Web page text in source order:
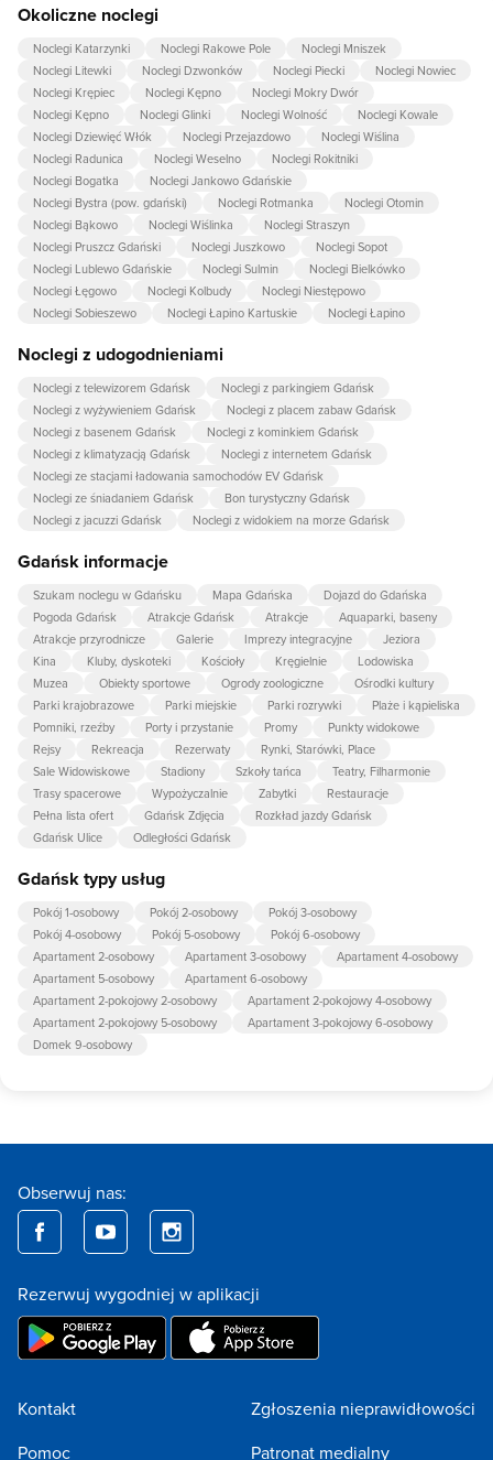
zewnętrzny stół do ping ponga.
Okoliczne noclegi
Noclegi Katarzynki Noclegi Rakowe Pole
Noclegi Mniszek
Noclegi Litewki
Noclegi Dzwonków Noclegi Piecki
Noclegi Nowiec
Noclegi Krępiec
Noclegi Kępno
Noclegi Mokry Dwór
Noclegi Kępno
Noclegi Glinki Noclegi Wolność
Noclegi Kowale
Noclegi Dziewięć Włók
Noclegi Przejazdowo
Noclegi Wiślina
Noclegi Radunica
Noclegi Weselno
Noclegi Rokitniki
Noclegi Bogatka
Noclegi Jankowo Gdańskie
Noclegi Bystra (pow. gdański)
Noclegi Rotmanka
Noclegi Otomin
Noclegi Bąkowo
Noclegi Wiślinka
Noclegi Straszyn
Noclegi Pruszcz Gdański
Noclegi Juszkowo
Noclegi Sopot
Noclegi Lublewo Gdańskie
Noclegi Sulmin
Noclegi Bielkówko
Noclegi Łęgowo
Noclegi Kolbudy
Noclegi Niestępowo
Noclegi Sobieszewo
Noclegi Łapino Kartuskie Noclegi Łapino
Noclegi z udogodnieniami
Noclegi z telewizorem Gdańsk
Noclegi z parkingiem Gdańsk
Noclegi z wyżywieniem Gdańsk
Noclegi z placem zabaw Gdańsk
Noclegi z basenem Gdańsk
Noclegi z kominkiem Gdańsk
Noclegi z klimatyzacją Gdańsk
Noclegi z internetem Gdańsk
Noclegi ze stacjami ładowania samochodów EV Gdańsk
Noclegi ze śniadaniem Gdańsk
Bon turystyczny Gdańsk
Noclegi z jacuzzi Gdańsk
Noclegi z widokiem na morze Gdańsk
Gdańsk informacje
Szukam noclegu w Gdańsku Mapa Gdańska
Dojazd do Gdańska
Pogoda Gdańsk
Atrakcje Gdańsk Atrakcje
Aquaparki, baseny
Atrakcje przyrodnicze
Galerie Imprezy integracyjne
Jeziora
Kina
Kluby, dyskoteki Kościoły Kręgielnie
Lodowiska
Muzea
Obiekty sportowe Ogrody zoologiczne
Ośrodki kultury
Parki krajobrazowe
Parki miejskie Parki rozrywki
Plaże i kąpieliska
Pomniki, rzeźby
Porty i przystanie Promy
Punkty widokowe
Rejsy
Rekreacja Rezerwaty
Rynki, Starówki, Place
Sale Widowiskowe
Stadiony Szkoły tańca
Teatry, Filharmonie
Trasy spacerowe
Wypożyczalnie Zabytki
Restauracje
Pełna lista ofert
Gdańsk Zdjęcia
Rozkład jazdy Gdańsk
Gdańsk Ulice
Odległości Gdańsk
Gdańsk typy usług
Pokój 1-osobowy Pokój 2-osobowy
Pokój 3-osobowy
Pokój 4-osobowy
Pokój 5-osobowy
Pokój 6-osobowy
Apartament 2-osobowy
Apartament 3-osobowy
Apartament 4-osobowy
Apartament 5-osobowy
Apartament 6-osobowy
Apartament 2-pokojowy 2-osobowy
Apartament 2-pokojowy 4-osobowy
Apartament 2-pokojowy 5-osobowy
Apartament 3-pokojowy 6-osobowy
Domek 9-osobowy
Obserwuj nas:
Rezerwuj wygodniej w aplikacji
Kontakt
Pomoc
Zgłoszenia nieprawidłowości
Patronat medialny